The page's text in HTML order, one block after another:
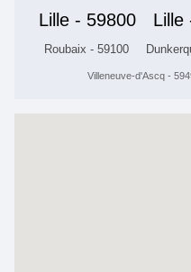
Lille - 59800 Lille
Roubaix - 59100
Villeneuve-d'Ascq -